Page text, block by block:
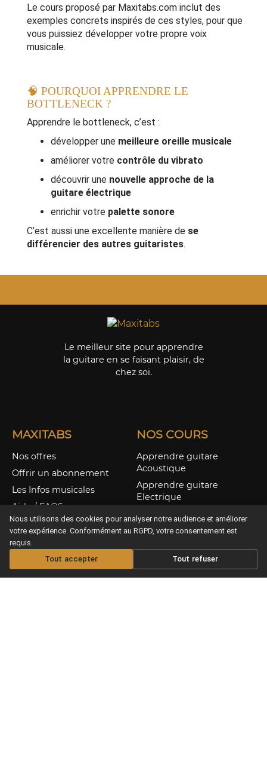
Le cours proposé par Maxitabs.com inclut des
exemples concrets inspirés de ces styles, pour que
vous puissiez développer votre propre voix
musicale.
🧠 POURQUOI APPRENDRE LE
BOTTLENECK ?
Apprendre le bottleneck, c’est :
développer une meilleure oreille musicale
améliorer votre contrôle du vibrato
découvrir une nouvelle approche de la
guitare électrique
enrichir votre palette sonore
C’est aussi une excellente manière de se
différencier des autres guitaristes.
Le meilleur site pour apprendre
la guitare en se faisant plaisir, de
chez soi.
MAXITABS
Nos offres
Offrir un abonnement
Les Infos musicales
Aide / FAQS
CGV & Confidentialité
NOS COURS
Apprendre guitare
Acoustique
Apprendre guitare
Electrique
Apprendre Ukulélé
Nos Cours Live
Nos Partitions
Nous utilisons des cookies pour analyser notre audience et améliorer
votre expérience. Conformément au RGPD, votre consentement est
requis.
Tout accepter
Tout refuser